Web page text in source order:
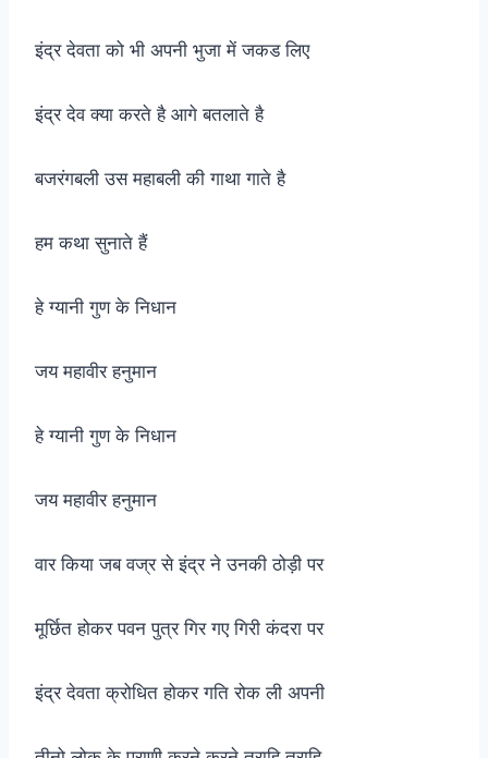
इंद्र देवता को भी अपनी भुजा में जकड लिए
इंद्र देव क्या करते है आगे बतलाते है
बजरंगबली उस महाबली की गाथा गाते है
हम कथा सुनाते हैं
हे ग्यानी गुण के निधान
जय महावीर हनुमान
हे ग्यानी गुण के निधान
जय महावीर हनुमान
वार किया जब वज्र से इंद्र ने उनकी ठोड़ी पर
मूर्छित होकर पवन पुत्र गिर गए गिरी कंदरा पर
इंद्र देवता क्रोधित होकर गति रोक ली अपनी